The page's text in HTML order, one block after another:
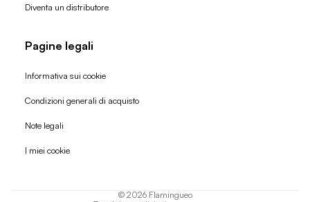
Diventa un distributore
Pagine legali
Informativa sui cookie
Condizioni generali di acquisto
Note legali
I miei cookie
© 2026 Flamingueo
Politica di rimborso